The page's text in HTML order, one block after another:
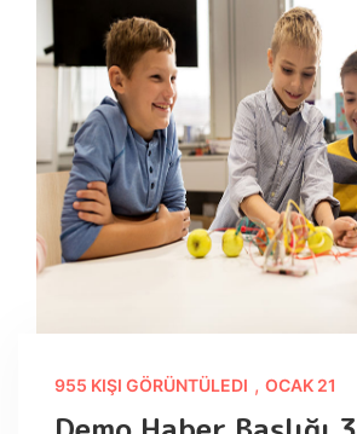
955 KIŞI GÖRÜNTÜLEDI , OCAK 21